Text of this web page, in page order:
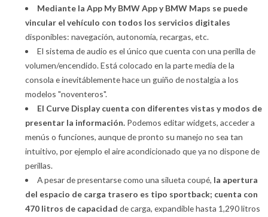
Mediante la App My BMW App y BMW Maps se puede
vincular el vehículo con todos los servicios digitales
disponibles: navegación, autonomía, recargas, etc.
El sistema de audio es el único que cuenta con una perilla de
volumen/encendido. Está colocado en la parte media de la
consola e inevitáblemente hace un guiño de nostalgia a los
modelos "noventeros".
El Curve Display cuenta con diferentes vistas y modos de
presentar la información. Podemos editar widgets, acceder a
menús o funciones, aunque de pronto su manejo no sea tan
intuitivo, por ejemplo el aire acondicionado que ya no dispone de
perillas.
A pesar de presentarse como una silueta coupé, la apertura
del espacio de carga trasero es tipo sportback; cuenta con
470 litros de capacidad de carga, expandible hasta 1,290 litros